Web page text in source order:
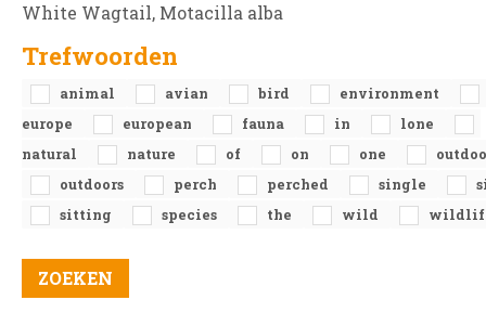
White Wagtail, Motacilla alba
Trefwoorden
animal avian bird
environment
europe
european fauna in
lone
natural
nature of on one
outdoors
perch perched single
sitting
species the wild